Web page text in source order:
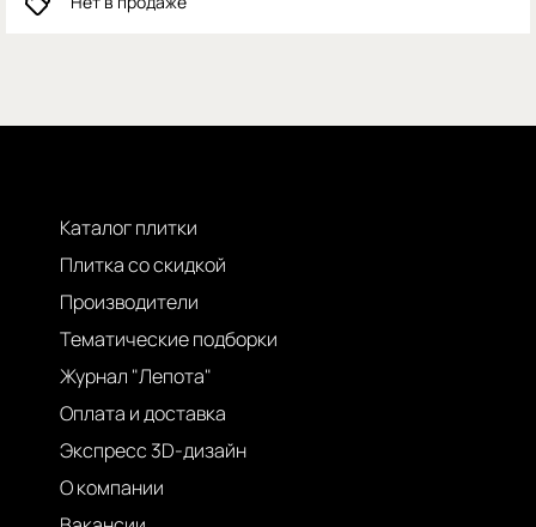
Каталог плитки
Плитка со скидкой
Производители
Тематические подборки
Журнал "Лепота"
Оплата и доставка
Экспресс 3D-дизайн
О компании